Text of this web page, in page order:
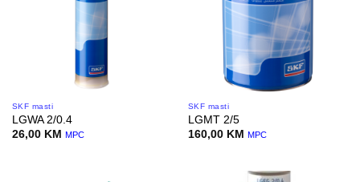
SKF masti
LGWA 2/0.4
26,00 KM MPC
SKF masti
LGMT 2/5
160,00 KM MPC